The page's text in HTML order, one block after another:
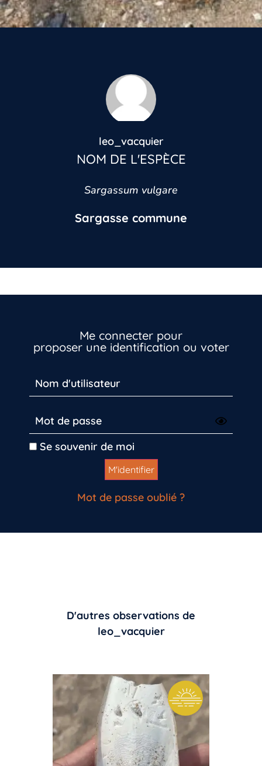
leo_vacquier
NOM DE L'ESPÈCE
Sargassum vulgare
Sargasse commune
Me connecter pour
proposer une identification ou voter
Se souvenir de moi
Mot de passe oublié ?
D'autres observations de
leo_vacquier